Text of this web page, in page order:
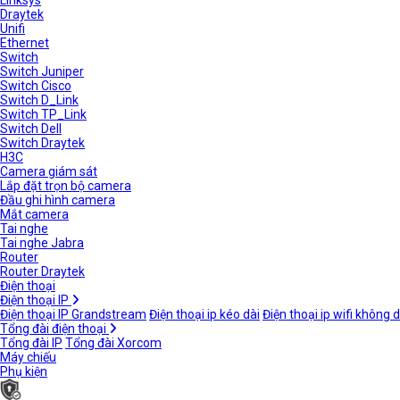
Draytek
Unifi
Ethernet
Switch
Switch Juniper
Switch Cisco
Switch D_Link
Switch TP_Link
Switch Dell
Switch Draytek
H3C
Camera giám sát
Lắp đặt trọn bộ camera
Đầu ghi hình camera
Mắt camera
Tai nghe
Tai nghe Jabra
Router
Router Draytek
Điện thoại
Điện thoại IP
Điện thoại IP Grandstream Điện thoại ip kéo dài Điện thoại ip wifi không
Tổng đài điện thoại
Tổng đài IP Tổng đài Xorcom
Máy chiếu
Phụ kiện